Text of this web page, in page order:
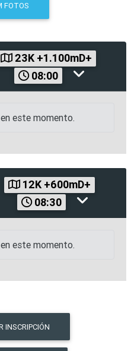
FOTOS
23K +1.100mD+
08:00
este momento.
12K +600mD+
08:30
este momento.
INSCRIPCIÓN